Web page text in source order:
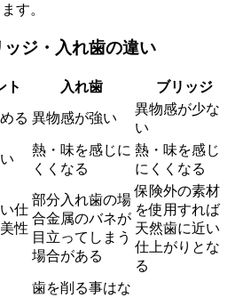
す。
ジ・入れ歯の違い
ト 入れ歯
ブリッジ
る 異物感が強い
異物感が少な
い
熱・味を感じに
くくなる
熱・味を感じ
にくくなる
仕
性
部分入れ歯の場
合金属のバネが
目立ってしまう
場合がある
保険外の素材
を使用すれば
天然歯に近い
仕上がりとな
る
歯を削る事はな